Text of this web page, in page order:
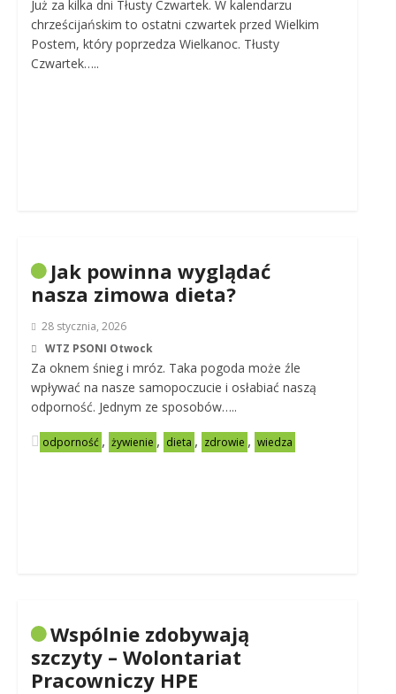
Już za kilka dni Tłusty Czwartek. W kalendarzu
chrześcijańskim to ostatni czwartek przed Wielkim
Postem, który poprzedza Wielkanoc. Tłusty
Czwartek…..
Jak powinna wyglądać
nasza zimowa dieta?
28 stycznia, 2026
WTZ PSONI Otwock
Za oknem śnieg i mróz. Taka pogoda może źle
wpływać na nasze samopoczucie i osłabiać naszą
odporność. Jednym ze sposobów…..
odporność , żywienie , dieta , zdrowie , wiedza
Wspólnie zdobywają
szczyty – Wolontariat
Pracowniczy HPE